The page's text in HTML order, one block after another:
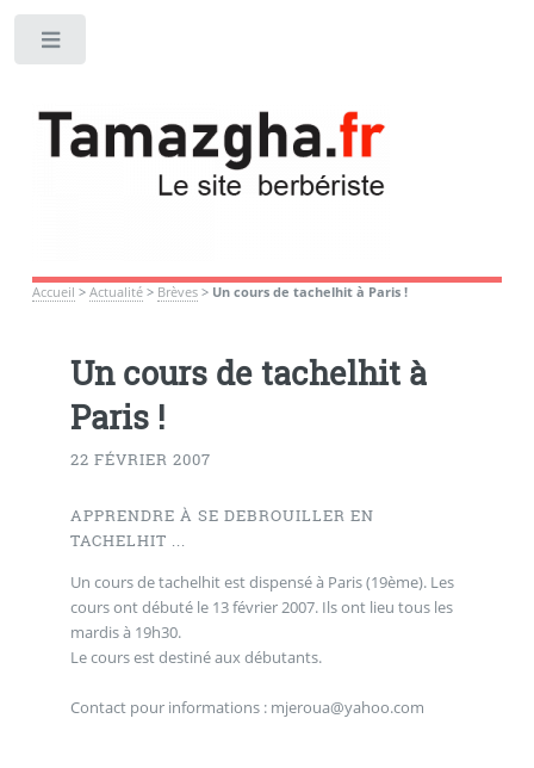
Accueil > Actualité> Brèves> Un cours de tachelhit à Paris !
Un cours de tachelhit à
Paris !
22 FÉVRIER 2007
APPRENDRE À SE DEBROUILLER EN
TACHELHIT ...
Un cours de tachelhit est dispensé à Paris (19ème). Les
cours ont débuté le 13 février 2007. Ils ont lieu tous les
mardis à 19h30.
Le cours est destiné aux débutants.
Contact pour informations : mjeroua@yahoo.com